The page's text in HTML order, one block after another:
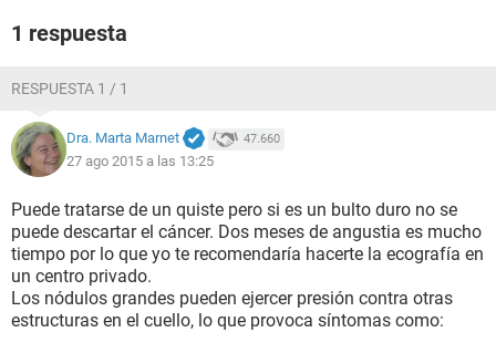
Agradezco cualquier indicación sobre lo que estoy pasando
e información al respecto.
1 respuesta
RESPUESTA 1 / 1
Dra. Marta Marnet 47.660
27 ago 2015 a las 13:25
Puede tratarse de un quiste pero si es un bulto duro no se
puede descartar el cáncer. Dos meses de angustia es mucho
tiempo por lo que yo te recomendaría hacerte la ecografía en
un centro privado.
Los nódulos grandes pueden ejercer presión contra otras
estructuras en el cuello, lo que provoca síntomas como: